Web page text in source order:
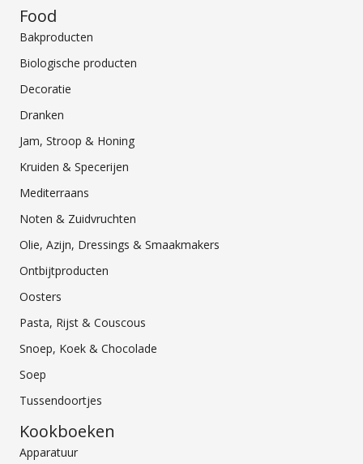
Food
Bakproducten
Biologische producten
Decoratie
Dranken
Jam, Stroop & Honing
Kruiden & Specerijen
Mediterraans
Noten & Zuidvruchten
Olie, Azijn, Dressings & Smaakmakers
Ontbijtproducten
Oosters
Pasta, Rijst & Couscous
Snoep, Koek & Chocolade
Soep
Tussendoortjes
Kookboeken
Apparatuur